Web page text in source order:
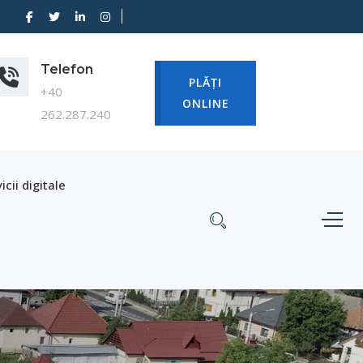
Telefon
+40
262.287.240
PLĂȚI
ONLINE
digitale